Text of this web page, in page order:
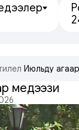
Июльдуң
медээзи